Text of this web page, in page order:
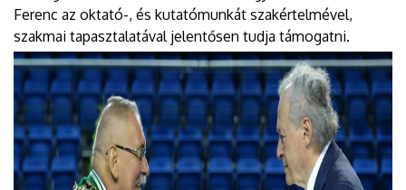
Ferenc az oktató-, és kutatómunkát szakértelmével,
szakmai tapasztalatával jelentősen tudja támogatni.